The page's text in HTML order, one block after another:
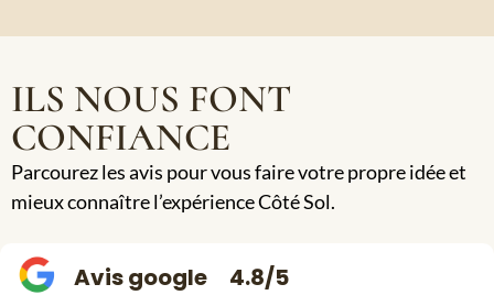
ILS NOUS FONT
CONFIANCE
Parcourez les avis pour vous faire votre propre idée et
mieux connaître l’expérience Côté Sol.
Avis google 4.8/5